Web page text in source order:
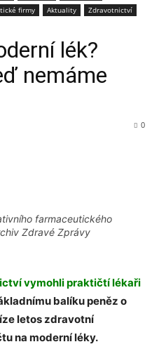
firmy Aktuality
Zdravotnictví
lék?
nemáme
0
farmaceutického
Zdravé Zprávy
vymohli praktičtí lékaři
balíku peněz o
letos zdravotní
na moderní léky.